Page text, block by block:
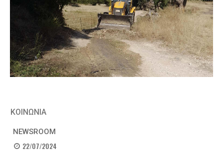
ΚΟΙΝΩΝΙΑ
NEWSROOM
22/07/2024